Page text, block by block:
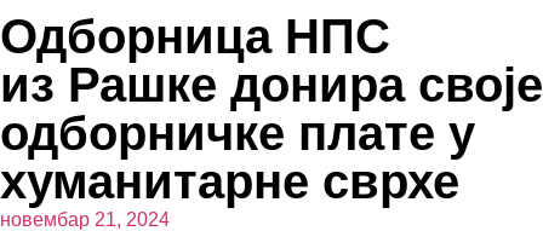
Одборница НПС
из Рашке донира своје
одборничке плате у
хуманитарне сврхе
новембар 21, 2024